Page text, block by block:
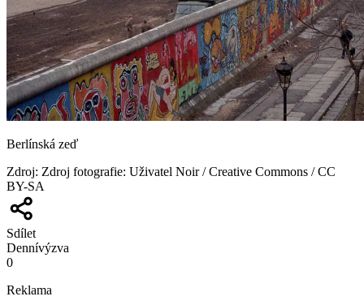
Berlínská zeď
Zdroj: Zdroj fotografie: Uživatel Noir / Creative Commons / CC
BY-SA
Sdílet
Dennívýzva
0
Reklama